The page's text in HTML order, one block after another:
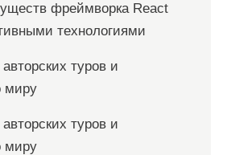
фреймворка React
технологиями
туров и
миру
туров и
миру